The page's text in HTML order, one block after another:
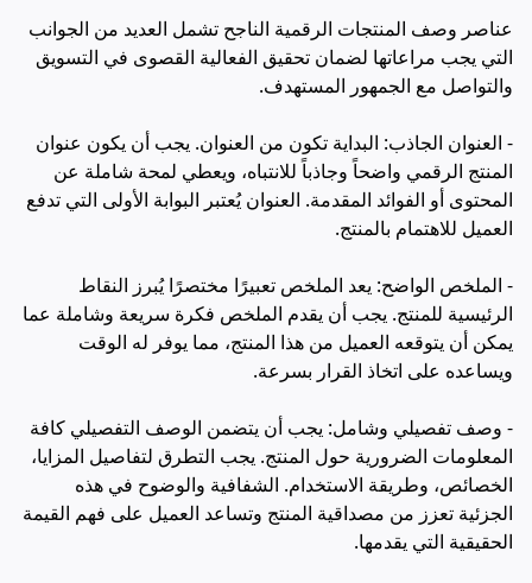
عناصر وصف المنتجات الرقمية الناجح تشمل العديد من الجوانب
التي يجب مراعاتها لضمان تحقيق الفعالية القصوى في التسويق
والتواصل مع الجمهور المستهدف.
- العنوان الجاذب: البداية تكون من العنوان. يجب أن يكون عنوان
المنتج الرقمي واضحاً وجاذباً للانتباه، ويعطي لمحة شاملة عن
المحتوى أو الفوائد المقدمة. العنوان يُعتبر البوابة الأولى التي تدفع
العميل للاهتمام بالمنتج.
- الملخص الواضح: يعد الملخص تعبيرًا مختصرًا يُبرز النقاط
الرئيسية للمنتج. يجب أن يقدم الملخص فكرة سريعة وشاملة عما
يمكن أن يتوقعه العميل من هذا المنتج، مما يوفر له الوقت
ويساعده على اتخاذ القرار بسرعة.
- وصف تفصيلي وشامل: يجب أن يتضمن الوصف التفصيلي كافة
المعلومات الضرورية حول المنتج. يجب التطرق لتفاصيل المزايا،
الخصائص، وطريقة الاستخدام. الشفافية والوضوح في هذه
الجزئية تعزز من مصداقية المنتج وتساعد العميل على فهم القيمة
الحقيقية التي يقدمها.